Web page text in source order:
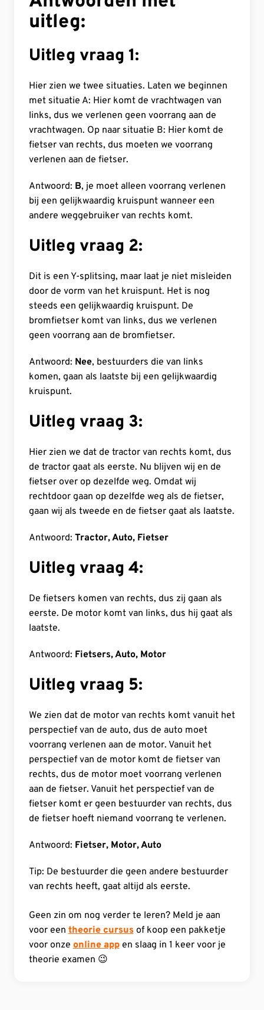
uitleg:
Uitleg vraag 1:
Hier zien we twee situaties. Laten we beginnen
met situatie A: Hier komt de vrachtwagen van
links, dus we verlenen geen voorrang aan de
vrachtwagen. Op naar situatie B: Hier komt de
fietser van rechts, dus moeten we voorrang
verlenen aan de fietser.
Antwoord: B, je moet alleen voorrang verlenen
bij een gelijkwaardig kruispunt wanneer een
andere weggebruiker van rechts komt.
Uitleg vraag 2:
Dit is een Y-splitsing, maar laat je niet misleiden
door de vorm van het kruispunt. Het is nog
steeds een gelijkwaardig kruispunt. De
bromfietser komt van links, dus we verlenen
geen voorrang aan de bromfietser.
Antwoord: Nee, bestuurders die van links
komen, gaan als laatste bij een gelijkwaardig
kruispunt.
Uitleg vraag 3:
Hier zien we dat de tractor van rechts komt, dus
de tractor gaat als eerste. Nu blijven wij en de
fietser over op dezelfde weg. Omdat wij
rechtdoor gaan op dezelfde weg als de fietser,
gaan wij als tweede en de fietser gaat als laatste.
Antwoord: Tractor, Auto, Fietser
Uitleg vraag 4:
De fietsers komen van rechts, dus zij gaan als
eerste. De motor komt van links, dus hij gaat als
laatste.
Antwoord: Fietsers, Auto, Motor
Uitleg vraag 5:
We zien dat de motor van rechts komt vanuit het
perspectief van de auto, dus de auto moet
voorrang verlenen aan de motor. Vanuit het
perspectief van de motor komt de fietser van
rechts, dus de motor moet voorrang verlenen
aan de fietser. Vanuit het perspectief van de
fietser komt er geen bestuurder van rechts, dus
de fietser hoeft niemand voorrang te verlenen.
Antwoord: Fietser, Motor, Auto
Tip: De bestuurder die geen andere bestuurder
van rechts heeft, gaat altijd als eerste.
Geen zin om nog verder te leren? Meld je aan
voor een theorie cursusof koop een pakketje
voor onze online appen slaag in 1 keer voor je
theorie examen 😉